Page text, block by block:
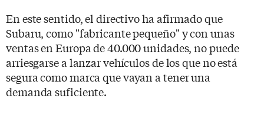
En este sentido, el directivo ha afirmado que
Subaru, como "fabricante pequeño" y con unas
ventas en Europa de 40.000 unidades, no puede
arriesgarse a lanzar vehículos de los que no está
segura como marca que vayan a tener una
demanda suficiente.